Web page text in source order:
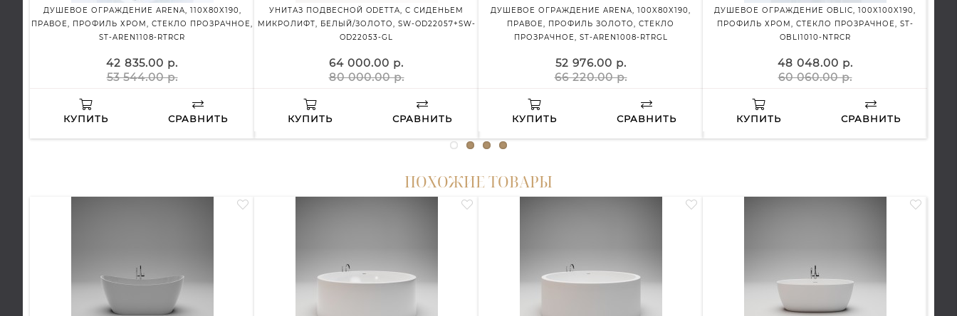
ДУШЕВОЕ ОГРАЖДЕНИЕ ARENA, 110X80X190,
ПРАВОЕ, ПРОФИЛЬ ХРОМ, СТЕКЛО ПРОЗРАЧНОЕ,
ST-AREN1108-RTRCR
42 835.00 р.
53 544.00 р.
КУПИТЬ СРАВНИТЬ
УНИТАЗ ПОДВЕСНОЙ ODETTA, С СИДЕНЬЕМ
МИКРОЛИФТ, БЕЛЫЙ/ЗОЛОТО, SW-OD22057+SW-
OD22053-GL
64 000.00 р.
80 000.00 р.
КУПИТЬ СРАВНИТЬ
ДУШЕВОЕ ОГРАЖДЕНИЕ ARENA, 100X80X190,
ПРАВОЕ, ПРОФИЛЬ ЗОЛОТО, СТЕКЛО
ПРОЗРАЧНОЕ, ST-AREN1008-RTRGL
52 976.00 р.
66 220.00 р.
КУПИТЬ СРАВНИТЬ
ДУШЕВОЕ ОГРАЖДЕНИЕ OBLIC, 100X100X190,
ПРОФИЛЬ ХРОМ, СТЕКЛО ПРОЗРАЧНОЕ, ST-
OBLI1010-NTRCR
48 048.00 р.
60 060.00 р.
КУПИТЬ СРАВНИТЬ
ПОХОЖИЕ ТОВАРЫ